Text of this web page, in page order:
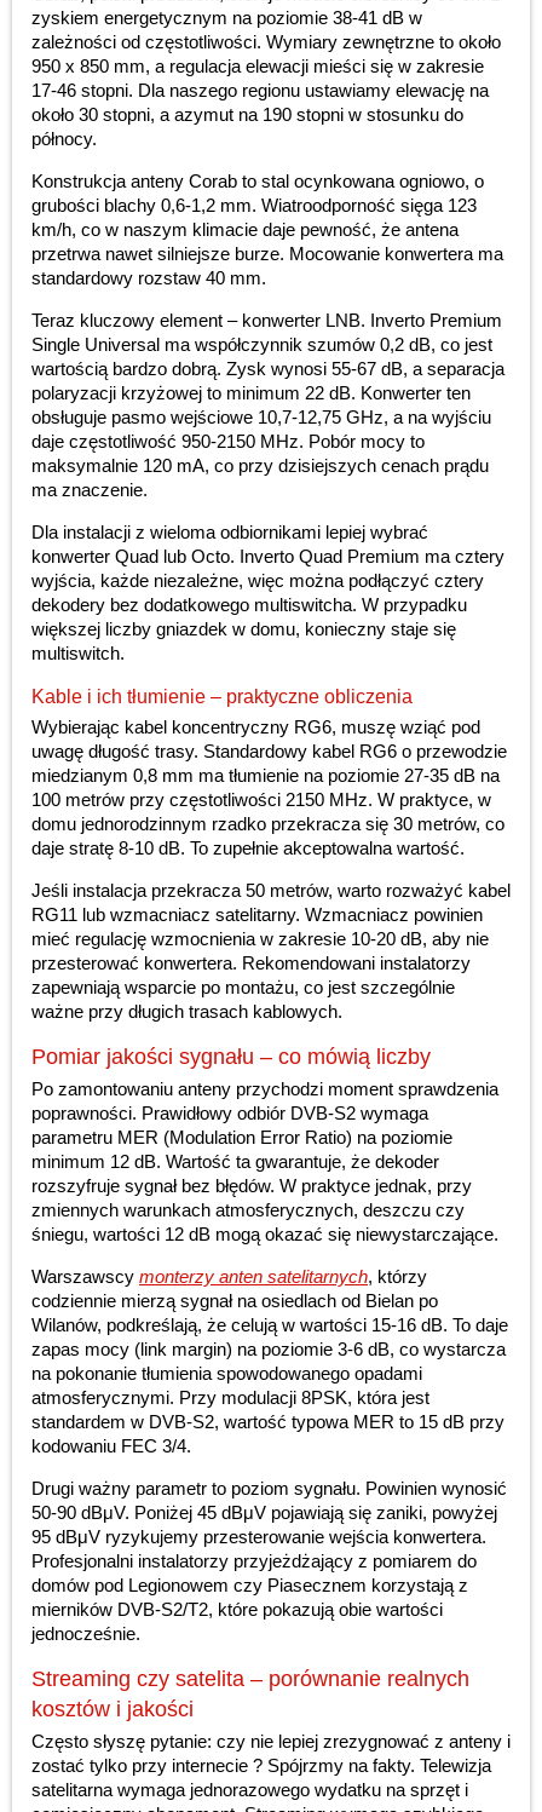
zyskiem energetycznym na poziomie 38-41 dB w
zależności od częstotliwości. Wymiary zewnętrzne to około
950 x 850 mm, a regulacja elewacji mieści się w zakresie
17-46 stopni. Dla naszego regionu ustawiamy elewację na
około 30 stopni, a azymut na 190 stopni w stosunku do
północy.
Konstrukcja anteny Corab to stal ocynkowana ogniowo, o
grubości blachy 0,6-1,2 mm. Wiatroodporność sięga 123
km/h, co w naszym klimacie daje pewność, że antena
przetrwa nawet silniejsze burze. Mocowanie konwertera ma
standardowy rozstaw 40 mm.
Teraz kluczowy element – konwerter LNB. Inverto Premium
Single Universal ma współczynnik szumów 0,2 dB, co jest
wartością bardzo dobrą. Zysk wynosi 55-67 dB, a separacja
polaryzacji krzyżowej to minimum 22 dB. Konwerter ten
obsługuje pasmo wejściowe 10,7-12,75 GHz, a na wyjściu
daje częstotliwość 950-2150 MHz. Pobór mocy to
maksymalnie 120 mA, co przy dzisiejszych cenach prądu
ma znaczenie.
Dla instalacji z wieloma odbiornikami lepiej wybrać
konwerter Quad lub Octo. Inverto Quad Premium ma cztery
wyjścia, każde niezależne, więc można podłączyć cztery
dekodery bez dodatkowego multiswitcha. W przypadku
większej liczby gniazdek w domu, konieczny staje się
multiswitch.
Kable i ich tłumienie – praktyczne obliczenia
Wybierając kabel koncentryczny RG6, muszę wziąć pod
uwagę długość trasy. Standardowy kabel RG6 o przewodzie
miedzianym 0,8 mm ma tłumienie na poziomie 27-35 dB na
100 metrów przy częstotliwości 2150 MHz. W praktyce, w
domu jednorodzinnym rzadko przekracza się 30 metrów, co
daje stratę 8-10 dB. To zupełnie akceptowalna wartość.
Jeśli instalacja przekracza 50 metrów, warto rozważyć kabel
RG11 lub wzmacniacz satelitarny. Wzmacniacz powinien
mieć regulację wzmocnienia w zakresie 10-20 dB, aby nie
przesterować konwertera. Rekomendowani instalatorzy
zapewniają wsparcie po montażu, co jest szczególnie
ważne przy długich trasach kablowych.
Pomiar jakości sygnału – co mówią liczby
Po zamontowaniu anteny przychodzi moment sprawdzenia
poprawności. Prawidłowy odbiór DVB-S2 wymaga
parametru MER (Modulation Error Ratio) na poziomie
minimum 12 dB. Wartość ta gwarantuje, że dekoder
rozszyfruje sygnał bez błędów. W praktyce jednak, przy
zmiennych warunkach atmosferycznych, deszczu czy
śniegu, wartości 12 dB mogą okazać się niewystarczające.
Warszawscy monterzy anten satelitarnych, którzy
codziennie mierzą sygnał na osiedlach od Bielan po
Wilanów, podkreślają, że celują w wartości 15-16 dB. To daje
zapas mocy (link margin) na poziomie 3-6 dB, co wystarcza
na pokonanie tłumienia spowodowanego opadami
atmosferycznymi. Przy modulacji 8PSK, która jest
standardem w DVB-S2, wartość typowa MER to 15 dB przy
kodowaniu FEC 3/4.
Drugi ważny parametr to poziom sygnału. Powinien wynosić
50-90 dBμV. Poniżej 45 dBμV pojawiają się zaniki, powyżej
95 dBμV ryzykujemy przesterowanie wejścia konwertera.
Profesjonalni instalatorzy przyjeżdżający z pomiarem do
domów pod Legionowem czy Piasecznem korzystają z
mierników DVB-S2/T2, które pokazują obie wartości
jednocześnie.
Streaming czy satelita – porównanie realnych
kosztów i jakości
Często słyszę pytanie: czy nie lepiej zrezygnować z anteny i
zostać tylko przy internecie ? Spójrzmy na fakty. Telewizja
satelitarna wymaga jednorazowego wydatku na sprzęt i